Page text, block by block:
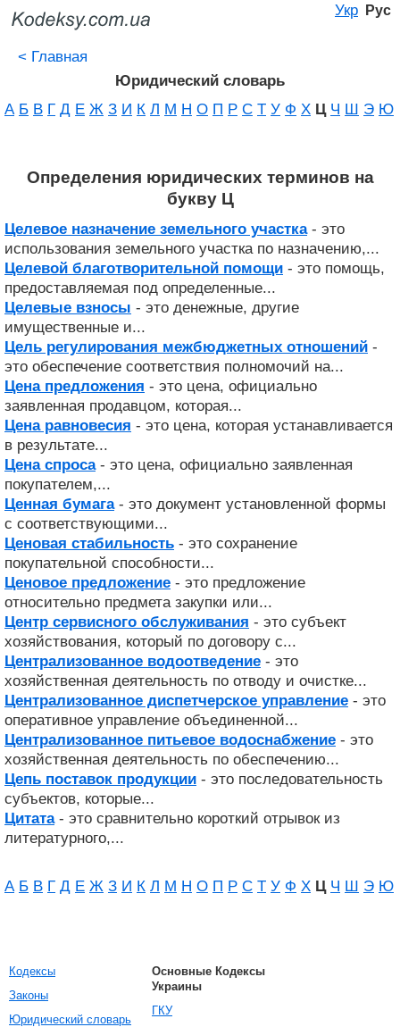
Укр Рус
< Главная
Юридический словарь
А Б В Г Д Е Ж З И К Л М Н О П Р С Т У Ф Х Ц Ч Ш Э Ю
Определения юридических терминов на
букву Ц
Целевое назначение земельного участка- это
использования земельного участка по назначению,...
Целевой благотворительной помощи - это помощь,
предоставляемая под определенные...
Целевые взносы - это денежные, другие
имущественные и...
Цель регулирования межбюджетных отношений -
это обеспечение соответствия полномочий на...
Цена предложения - это цена, официально
заявленная продавцом, которая...
Цена равновесия - это цена, которая устанавливается
в результате...
Цена спроса- это цена, официально заявленная
покупателем,...
Ценная бумага- это документ установленной формы
с соответствующими...
Ценовая стабильность - это сохранение
покупательной способности...
Ценовое предложение - это предложение
относительно предмета закупки или...
Центр сервисного обслуживания - это субъект
хозяйствования, который по договору с...
Централизованное водоотведение - это
хозяйственная деятельность по отводу и очистке...
Централизованное диспетчерское управление - это
оперативное управление объединенной...
Централизованное питьевое водоснабжение - это
хозяйственная деятельность по обеспечению...
Цепь поставок продукции - это последовательность
субъектов, которые...
Цитата- это сравнительно короткий отрывок из
литературного,...
А Б В Г Д Е Ж З И К Л М Н О П Р С Т У Ф Х Ц Ч Ш Э Ю
Кодексы
Законы
Юридический словарь
Основные Кодексы
Украины
ГКУ